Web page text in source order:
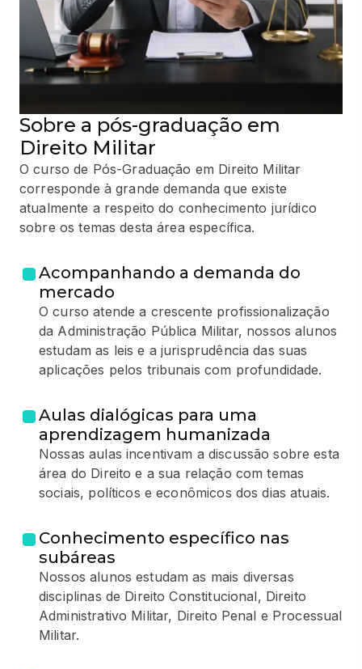
Sobre a pós-graduação em
Direito Militar
O curso de Pós-Graduação em Direito Militar
corresponde à grande demanda que existe
atualmente a respeito do conhecimento jurídico
sobre os temas desta área específica.
Acompanhando a demanda do
mercado
O curso atende a crescente profissionalização
da Administração Pública Militar, nossos alunos
estudam as leis e a jurisprudência das suas
aplicações pelos tribunais com profundidade.
Aulas dialógicas para uma
aprendizagem humanizada
Nossas aulas incentivam a discussão sobre esta
área do Direito e a sua relação com temas
sociais, políticos e econômicos dos dias atuais.
Conhecimento específico nas
subáreas
Nossos alunos estudam as mais diversas
disciplinas de Direito Constitucional, Direito
Administrativo Militar, Direito Penal e Processual
Militar.